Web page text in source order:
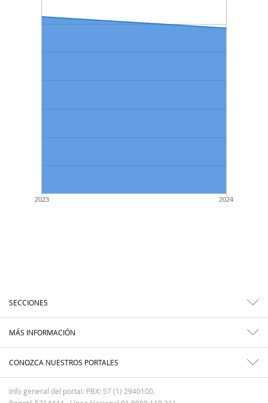
2023 2024
SECCIONES
MÁS INFORMACIÓN
CONOZCA NUESTROS PORTALES
Info general del portal: PBX: 57 (1) 2940100.